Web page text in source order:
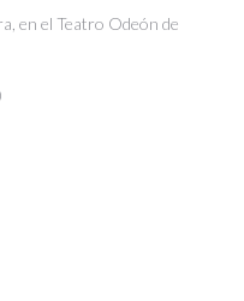
en el Teatro Odeón de